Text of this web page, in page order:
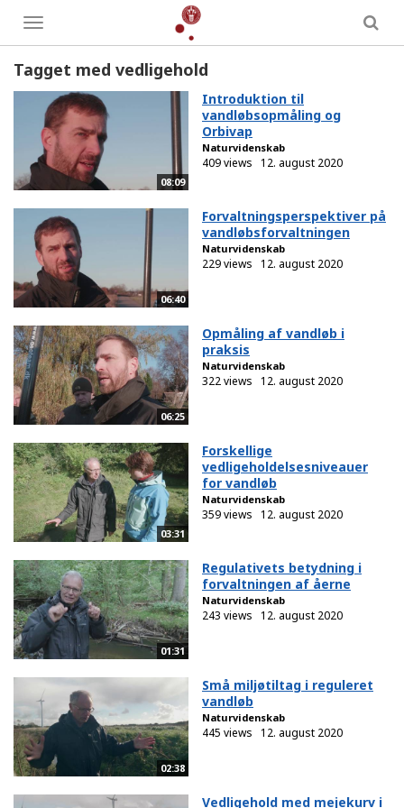
Toggle
menu
Tagget med vedligehold
08:09
Introduktion til
vandløbsopmåling og
Orbivap
Naturvidenskab
409 views 12. august 2020
06:40
Forvaltningsperspektiver på
vandløbsforvaltningen
Naturvidenskab
229 views 12. august 2020
06:25
Opmåling af vandløb i
praksis
Naturvidenskab
322 views 12. august 2020
03:31
Forskellige
vedligeholdelsesniveauer
for vandløb
Naturvidenskab
359 views 12. august 2020
01:31
Regulativets betydning i
forvaltningen af åerne
Naturvidenskab
243 views 12. august 2020
02:38
Små miljøtiltag i reguleret
vandløb
Naturvidenskab
445 views 12. august 2020
Vedligehold med mejekurv i